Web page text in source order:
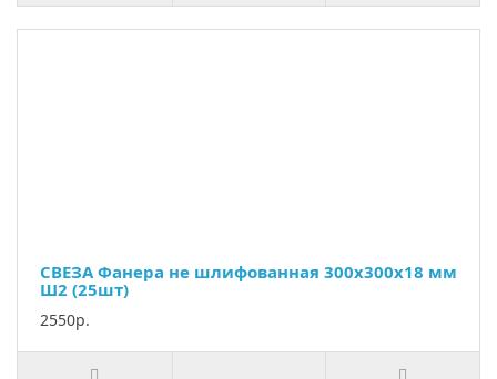
СВЕЗА Фанера не шлифованная 300х300х18 мм
Ш2 (25шт)
2550р.